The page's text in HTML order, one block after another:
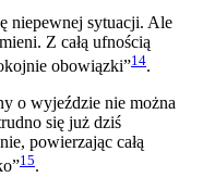
niepewnej sytuacji. Ale
Z całą ufnością
obowiązki”14.
o wyjeździe nie można
się już dziś
powierzając całą
15.